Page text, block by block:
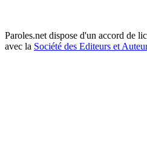
Paroles.net dispose d'un accord de
avec la Société des Editeurs et